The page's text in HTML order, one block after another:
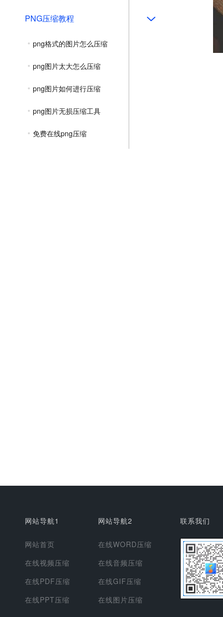
PNG压缩教程
png格式的图片怎么压缩
png图片太大怎么压缩
png图片如何进行压缩
png图片无损压缩工具
免费在线png压缩
网站导航1
网站首页
在线视频压缩
在线PDF压缩
在线PPT压缩
网站导航2
在线WORD压缩
在线音频压缩
在线GIF压缩
在线图片压缩
联系我们